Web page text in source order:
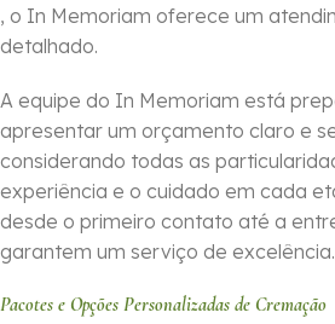
, o In Memoriam oferece um
detalhado.
A equipe do In Memoriam está
apresentar um orçamento claro e
considerando todas as
experiência e o cuidado em cada
desde o primeiro contato até a
garantem um serviço de excelência.
Pacotes e Opções Personalizadas de Cremação